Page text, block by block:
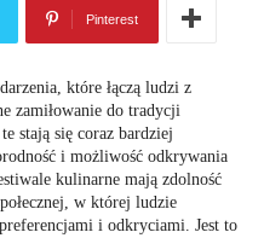
Pinterest
które łączą ludzi z
zamiłowanie do tradycji
stają się coraz bardziej
i możliwość odkrywania
kulinarne mają zdolność
w której ludzie
i odkryciami. Jest to